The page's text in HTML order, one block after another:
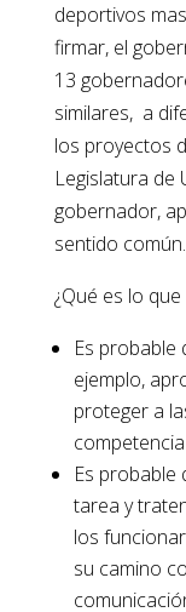
deportivos
firmar, el
13
similares, a
los proyectos
Legislatura de
gobernador,
sentido
¿Qué es lo
Es probable
ejemplo,
proteger a
Es probable
tarea y
los
su camino